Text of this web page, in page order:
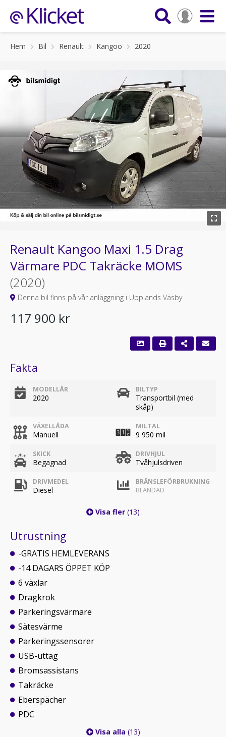
Hem Bil Renault Kangoo 2020
Renault Kangoo Maxi 1.5 Drag
Värmare PDC Takräcke MOMS
(2020)
Denna bil finns på vår anläggning i Upplands Väsby
117 900 kr
Fakta
MODELLÅR
2020
BILTYP
Transportbil (med
skåp)
VÄXELLÅDA
Manuell
MILTAL
9 950 mil
SKICK
Begagnad
DRIVHJUL
Tvåhjulsdriven
DRIVMEDEL
Diesel
BRÄNSLEFÖRBRUKNING
BLANDAD
Visa fler (13)
Utrustning
-GRATIS HEMLEVERANS
-14 DAGARS ÖPPET KÖP
6 växlar
Dragkrok
Parkeringsvärmare
Sätesvärme
Parkeringssensorer
USB-uttag
Bromsassistans
Takräcke
Eberspächer
PDC
Visa alla (13)